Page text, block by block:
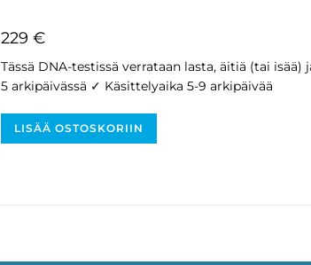
229 €
Tässä DNA-testissä verrataan lasta, äitiä (tai
5 arkipäivässä ✓ Käsittelyaika 5-9 arkipäivää
LISÄÄ OSTOSKORIIN